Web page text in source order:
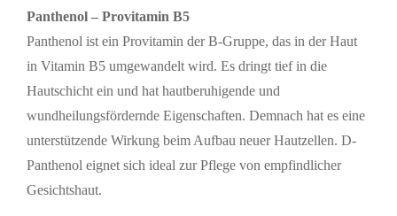
Panthenol – Provitamin B5
Panthenol ist ein Provitamin der B-Gruppe, das in der Haut
in Vitamin B5 umgewandelt wird. Es dringt tief in die
Hautschicht ein und hat hautberuhigende und
wundheilungsfördernde Eigenschaften. Demnach hat es eine
unterstützende Wirkung beim Aufbau neuer Hautzellen. D-
Panthenol eignet sich ideal zur Pflege von empfindlicher
Gesichtshaut.